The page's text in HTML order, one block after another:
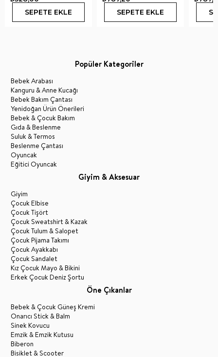
SEPETE EKLE
SEPETE EKLE
Popüler Kategoriler
Bebek Arabası
Kanguru & Anne Kucağı
Bebek Bakım Çantası
Yenidoğan Ürün Önerileri
Bebek & Çocuk Bakım
Gıda & Beslenme
Suluk & Termos
Beslenme Çantası
Oyuncak
Eğitici Oyuncak
Giyim & Aksesuar
Giyim
Çocuk Elbise
Çocuk Tişört
Çocuk Sweatshirt & Kazak
Çocuk Tulum & Salopet
Çocuk Pijama Takımı
Çocuk Ayakkabı
Çocuk Sandalet
Kız Çocuk Mayo & Bikini
Erkek Çocuk Deniz Şortu
Öne Çıkanlar
Bebek & Çocuk Güneş Kremi
Onarıcı Stick & Balm
Sinek Kovucu
Emzik & Emzik Kutusu
Biberon
Bisiklet & Scooter